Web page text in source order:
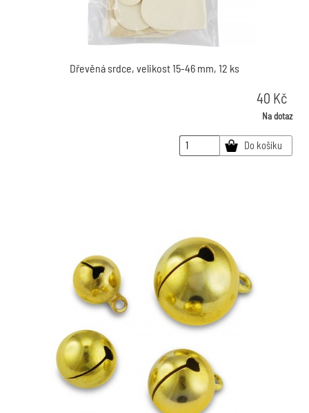
Dřevěná srdce, velikost 15-46 mm, 12 ks
40 Kč
Na dotaz
Do košíku